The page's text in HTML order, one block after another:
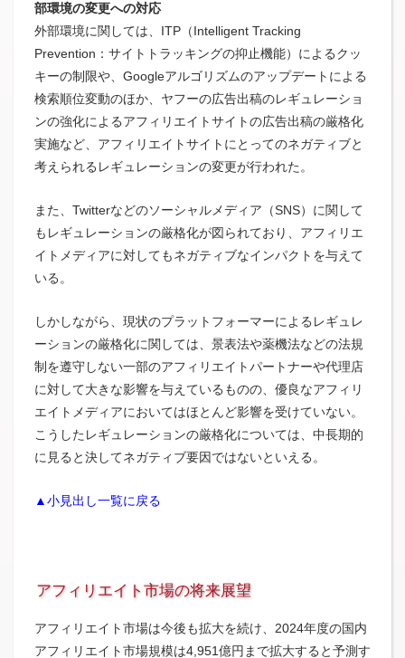
部環境の変更への対応
外部環境に関しては、ITP（Intelligent Tracking
Prevention：サイトトラッキングの抑止機能）によるクッ
キーの制限や、Googleアルゴリズムのアップデートによる
検索順位変動のほか、ヤフーの広告出稿のレギュレーショ
ンの強化によるアフィリエイトサイトの広告出稿の厳格化
実施など、アフィリエイトサイトにとってのネガティブと
考えられるレギュレーションの変更が行われた。
また、Twitterなどのソーシャルメディア（SNS）に関して
もレギュレーションの厳格化が図られており、アフィリエ
イトメディアに対してもネガティブなインパクトを与えて
いる。
しかしながら、現状のプラットフォーマーによるレギュレ
ーションの厳格化に関しては、景表法や薬機法などの法規
制を遵守しない一部のアフィリエイトパートナーや代理店
に対して大きな影響を与えているものの、優良なアフィリ
エイトメディアにおいてはほとんど影響を受けていない。
こうしたレギュレーションの厳格化については、中長期的
に見ると決してネガティブ要因ではないといえる。
▲小見出し一覧に戻る
アフィリエイト市場の将来展望
アフィリエイト市場は今後も拡大を続け、2024年度の国内
アフィリエイト市場規模は4,951億円まで拡大すると予測す